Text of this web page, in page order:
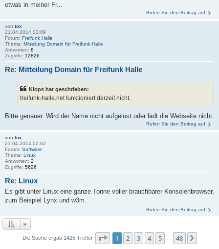
etwas in meiner Fr...
Rufen Sie den Beitrag auf
von tox
21.04.2014 02:09
Forum: Freifunk Halle
Thema: Mitteilung Domain für Freifunk Halle
Antworten: 8
Zugriffe: 12826
Re: Mitteilung Domain für Freifunk Halle
Klops hat geschrieben:
freifunk-halle.net funktioniert derzeit nicht.
Bitte genauer. Wird der Name nicht aufgelöst oder lädt die Webseite nicht.
Rufen Sie den Beitrag auf
von tox
21.04.2014 02:02
Forum: Software
Thema: Linux
Antworten: 2
Zugriffe: 5626
Re: Linux
Es gibt unter Linux eine ganze Tonne voller brauchbarer Konsolenbrowser,
zum Beispiel Lynx und w3m.
Rufen Sie den Beitrag auf
Die Suche ergab 1425 Treffer Seite 1von 48
1 2 3 4 5 48